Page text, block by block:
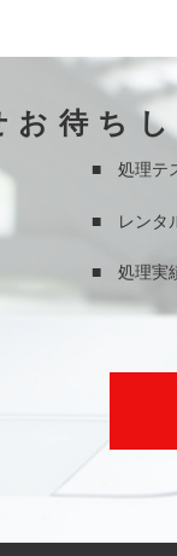
お待ち
■ 処理テ
■ レンタ
■ 処理実